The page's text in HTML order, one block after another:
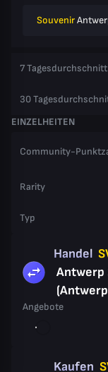
Souvenir
7 Tagesdurchschnitt
30
EINZELHEITEN
Community-
Rarity
Typ
Handel
Antwerp
Angebote
Kaufen